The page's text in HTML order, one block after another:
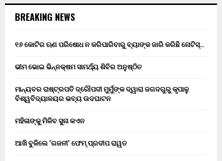
BREAKING NEWS
୧୬ କୋଟିର ଋଣ ପରିଷୋଧ ନ କରିପାରିବାରୁ ବ୍ୟାଙ୍କ ଜାରି କରିଛି ନୋଟିସ୍…
ଭୀମ ଭୋଇ ଭିନ୍ନକ୍ଷମ ସାମର୍ଥ୍ୟ ଶିବିର ଅନୁଷ୍ଠିତ
ମାନ୍ୟବର ରାଷ୍ଟ୍ରପତି ଦ୍ରୌପଦୀ ମୁର୍ମୁଙ୍କ ଦ୍ୱାରା ଜଗଦଗୁରୁ କୃପାଳୁ
ବିଶ୍ୱବିଦ୍ୟାଳୟର ଭବ୍ୟ ଉଦଘାଟନ
ମହିଳାଙ୍କୁ ମିଳିବ ସୁନା କଏନ
ଆଖି ବୁଜିଲେ ‘ଗଜନୀ’ ଫେମ୍ ପ୍ରଦୀପ ରାୱତ